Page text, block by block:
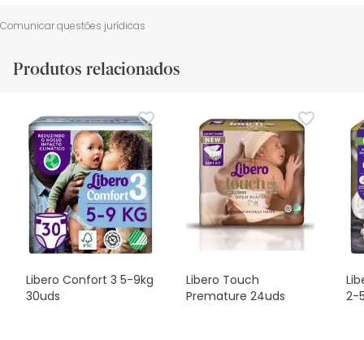
Comunicar questões jurídicas
Produtos relacionados
Libero Confort 3 5-9kg
30uds
Libero Touch
Premature 24uds
2-